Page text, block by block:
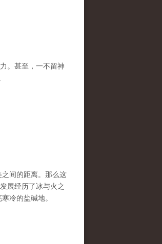
。甚至，一不留神
间的距离。那么这
展经历了冰与火之
冷的盐碱地。